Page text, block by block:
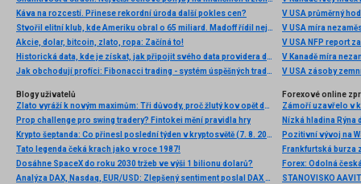
Káva na rozcestí. Přinese rekordní úroda další pokles cen?
Stvořil elitní klub, kde Ameriku obral o 65 miliard. Madoff řídil největší Ponzi dějin
Akcie, dolar, bitcoin, zlato, ropa: Začíná to!
Historická data, kde je získat, jak připojit svého data providera do MultiCharts a proč je budeme potřebovat? (4. díl)
Jak obchodují profíci: Fibonacci trading - systém úspěšných traderů
V USA průměrný
V USA míra
V USA NFP report
V Kanadě míra
V USA zásoby
Blogy uživatelů
Zlato vyráží k novým maximům: Tři důvody, proč žlutý kov opět dominuje
Prop challenge pro swing tradery? Fintokei mění pravidla hry
Krypto šeptanda: Co přinesl poslední týden v kryptosvětě (7. 8. 2026)
Tato legenda čeká krach jako v roce 1987!
Dosáhne SpaceX do roku 2030 tržeb ve výši 1 bilionu dolarů?
Analýza DAX, Nasdaq, EUR/USD: Zlepšený sentiment poslal DAX na nová maxima
Forexové online
Nízká hladina
Pozitivní vývoj na
Frankfurtská burza